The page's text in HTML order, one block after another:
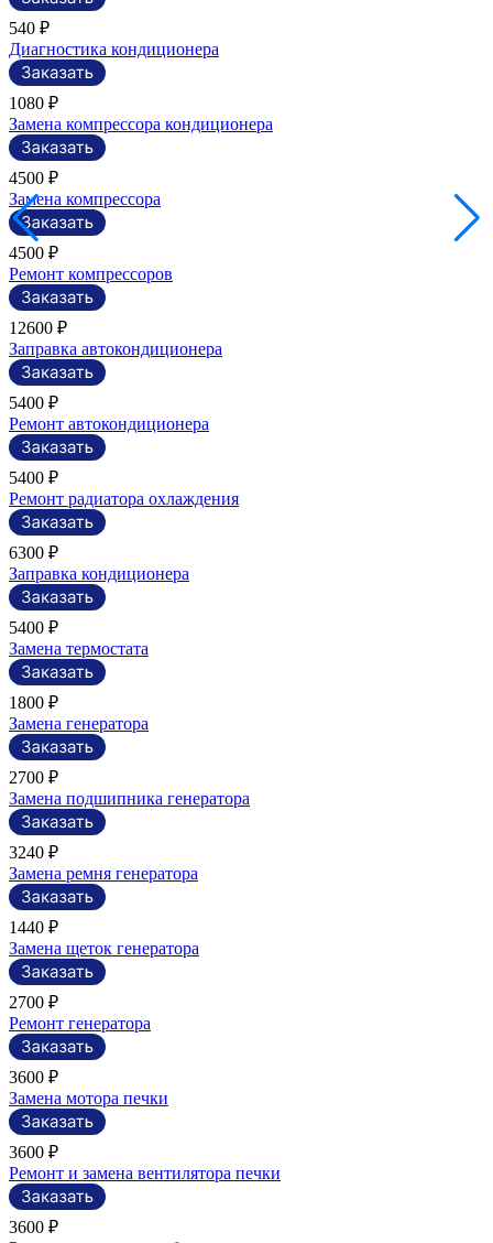
540 ₽
Диагностика кондиционера
1080 ₽
Замена компрессора кондиционера
4500 ₽
Замена компрессора
4500 ₽
Ремонт компрессоров
12600 ₽
Заправка автокондиционера
5400 ₽
Ремонт автокондиционера
5400 ₽
Ремонт радиатора охлаждения
6300 ₽
Заправка кондиционера
5400 ₽
Замена термостата
1800 ₽
Замена генератора
2700 ₽
Замена подшипника генератора
3240 ₽
Замена ремня генератора
1440 ₽
Замена щеток генератора
2700 ₽
Ремонт генератора
3600 ₽
Замена мотора печки
3600 ₽
Ремонт и замена вентилятора печки
3600 ₽